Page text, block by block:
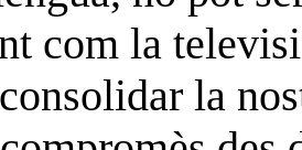
com la
la